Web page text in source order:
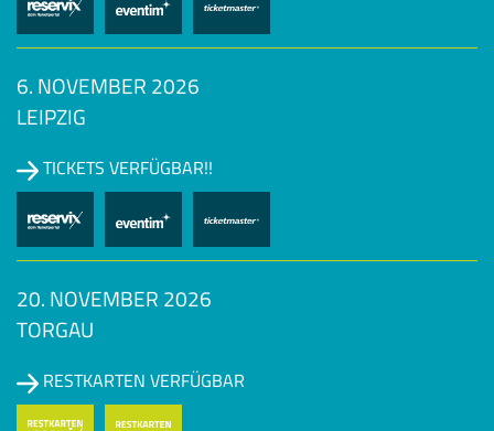
6. NOVEMBER 2026
LEIPZIG
TICKETS VERFÜGBAR!!
20. NOVEMBER 2026
TORGAU
RESTKARTEN VERFÜGBAR